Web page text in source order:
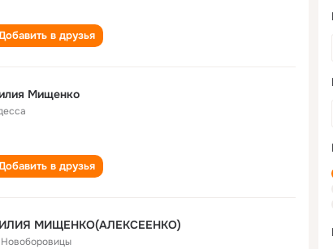
в друзья
Мищенко
в друзья
МИЩЕНКО(АЛЕКСЕЕНКО)